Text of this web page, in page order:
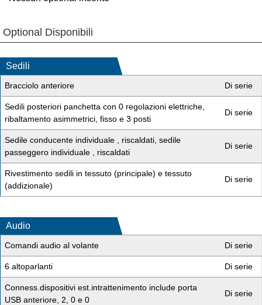
Optional Disponibili
Sedili
Bracciolo anteriore Di serie
Sedili posteriori panchetta con 0 regolazioni elettriche,
ribaltamento asimmetrici, fisso e 3 posti
Di serie
Sedile conducente individuale , riscaldati, sedile
passeggero individuale , riscaldati
Di serie
Rivestimento sedili in tessuto (principale) e tessuto
(addizionale)
Di serie
Audio
Comandi audio al volante Di serie
6 altoparlanti Di serie
Conness.dispositivi est.intrattenimento include porta
USB anteriore, 2, 0 e 0
Di serie